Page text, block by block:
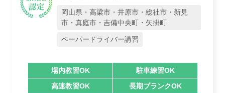
岡山県・高梁市・井原市・総社市・新見
市・真庭市・吉備中央町・矢掛町
ペーパードライバー講習
場内教習OK
駐車練習OK
高速教習OK
長期ブランクOK